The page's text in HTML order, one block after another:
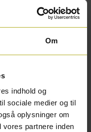
Om
indhold og
sociale medier og til
oplysninger om
partnere inden
knager til at stikke
cm lang.